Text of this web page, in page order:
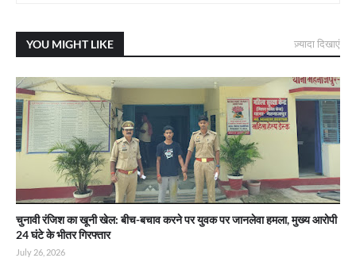
YOU MIGHT LIKE ज़्यादा दिखाएं
चुनावी रंजिश का खूनी खेल: बीच-बचाव करने पर युवक पर जानलेवा हमला, मुख्य आरोपी
24 घंटे के भीतर गिरफ्तार
July 26, 2026